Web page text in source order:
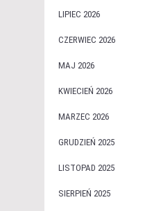
LIPIEC 2026
CZERWIEC 2026
MAJ 2026
KWIECIEŃ 2026
MARZEC 2026
GRUDZIEŃ 2025
LISTOPAD 2025
SIERPIEŃ 2025